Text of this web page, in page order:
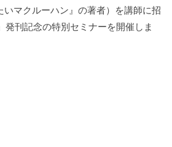
マクルーハン』の著者）を講師に招
発刊記念の特別セミナーを開催しま